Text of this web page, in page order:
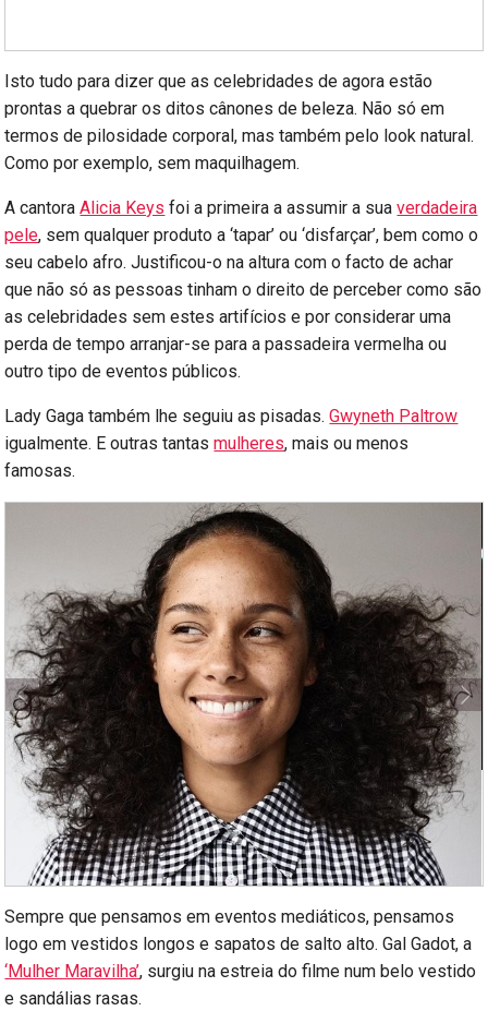
Isto tudo para dizer que as celebridades de agora estão
prontas a quebrar os ditos cânones de beleza. Não só em
termos de pilosidade corporal, mas também pelo look natural.
Como por exemplo, sem maquilhagem.
A cantoraAlicia Keys foi a primeira a assumir a suaverdadeira
pele, sem qualquer produto a ‘tapar’ ou ‘disfarçar’, bem como o
seu cabelo afro. Justificou-o na altura com o facto de achar
que não só as pessoas tinham o direito de perceber como são
as celebridades sem estes artifícios e por considerar uma
perda de tempo arranjar-se para a passadeira vermelha ou
outro tipo de eventos públicos.
Lady Gaga também lhe seguiu as pisadas.Gwyneth Paltrow
igualmente. E outras tantasmulheres, mais ou menos
famosas.
Sempre que pensamos em eventos mediáticos, pensamos
logo em vestidos longos e sapatos de salto alto. Gal Gadot, a
‘Mulher Maravilha’, surgiu na estreia do filme num belo vestido
e sandálias rasas.